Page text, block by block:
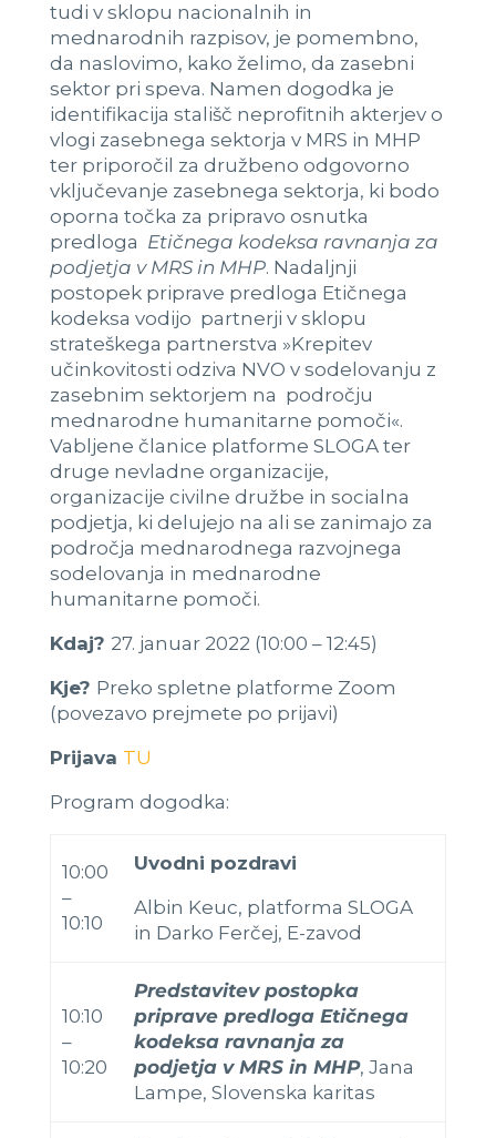
tudi v sklopu nacionalnih in
mednarodnih razpisov, je pomembno,
da naslovimo, kako želimo, da zasebni
sektor pri speva. Namen dogodka je
identifikacija stališč neprofitnih akterjev o
vlogi zasebnega sektorja v MRS in MHP
ter priporočil za družbeno odgovorno
vključevanje zasebnega sektorja, ki bodo
oporna točka za pripravo osnutka
predloga Etičnega kodeksa ravnanja za
podjetja v MRS in MHP. Nadaljnji
postopek priprave predloga Etičnega
kodeksa vodijo partnerji v sklopu
strateškega partnerstva »Krepitev
učinkovitosti odziva NVO v sodelovanju z
zasebnim sektorjem na področju
mednarodne humanitarne pomoči«.
Vabljene članice platforme SLOGA ter
druge nevladne organizacije,
organizacije civilne družbe in socialna
podjetja, ki delujejo na ali se zanimajo za
področja mednarodnega razvojnega
sodelovanja in mednarodne
humanitarne pomoči.
Kdaj? 27. januar 2022 (10:00 – 12:45)
Kje? Preko spletne platforme Zoom
(povezavo prejmete po prijavi)
Prijava TU
Program dogodka:
10:00
–
10:10
Uvodni pozdravi
Albin Keuc, platforma SLOGA
in Darko Ferčej, E-zavod
10:10
–
10:20
Predstavitev postopka
priprave predloga Etičnega
kodeksa ravnanja za
podjetja v MRS in MHP, Jana
Lampe, Slovenska karitas